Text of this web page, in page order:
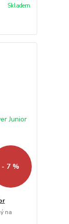
Skladem
- 7 %
na